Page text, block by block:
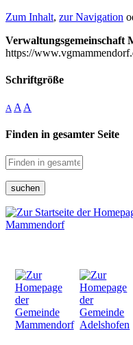
Zum Inhalt, zur Navigation
Verwaltungsgemeinschaft
https://
Schriftgröße
A A A
Finden in gesamter Seite
suchen